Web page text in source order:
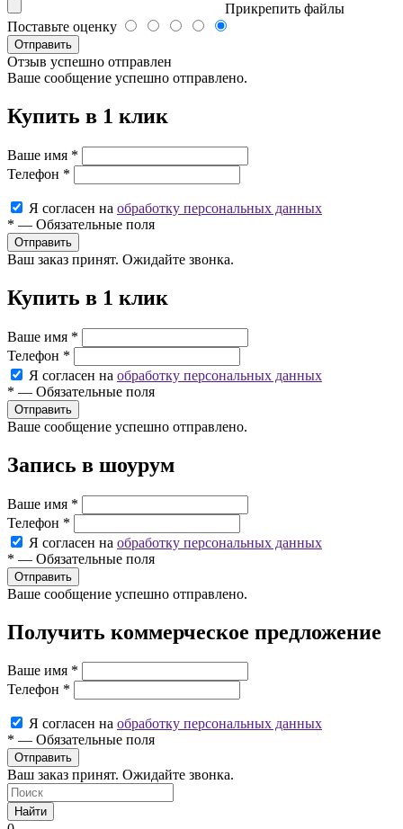
Прикрепить файлы
Поставьте оценку
Отправить
Отзыв успешно отправлен
Ваше сообщение успешно отправлено.
Купить в 1 клик
Ваше имя *
Телефон *
Я согласен на обработку персональных данных
* — Обязательные поля
Ваш заказ принят. Ожидайте звонка.
Купить в 1 клик
Ваше имя *
Телефон *
Я согласен на обработку персональных данных
* — Обязательные поля
Ваше сообщение успешно отправлено.
Запись в шоурум
Ваше имя *
Телефон *
Я согласен на обработку персональных данных
* — Обязательные поля
Ваше сообщение успешно отправлено.
Получить коммерческое предложение
Ваше имя *
Телефон *
Я согласен на обработку персональных данных
* — Обязательные поля
Ваш заказ принят. Ожидайте звонка.
Найти